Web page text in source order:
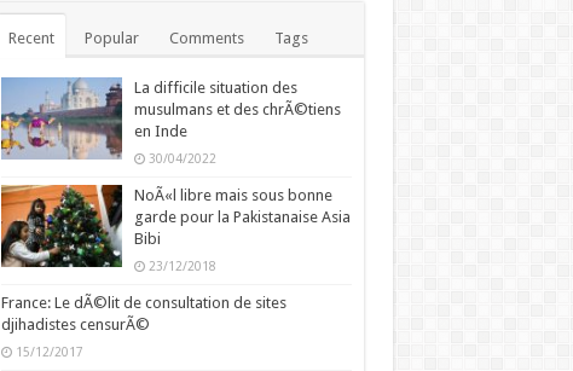
Recent Popular Comments Tags
La difficile situation des
musulmans et des chrÃ©tiens
en Inde
30/04/2022
NoÃ«l libre mais sous bonne
garde pour la Pakistanaise Asia
Bibi
23/12/2018
France: Le dÃ©lit de consultation de sites
djihadistes censurÃ©
15/12/2017